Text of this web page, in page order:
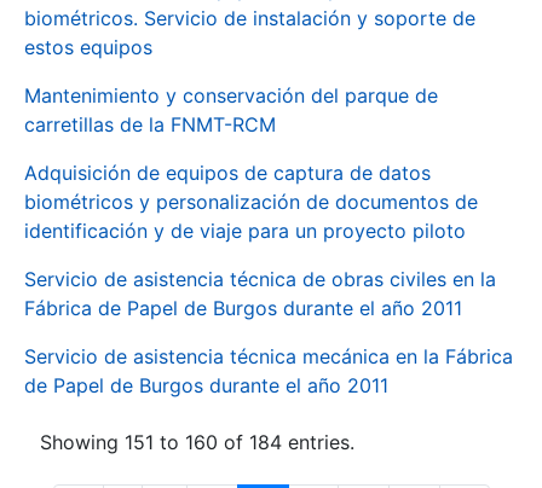
biométricos. Servicio de instalación y soporte de
estos equipos
Mantenimiento y conservación del parque de
carretillas de la FNMT-RCM
Adquisición de equipos de captura de datos
biométricos y personalización de documentos de
identificación y de viaje para un proyecto piloto
Servicio de asistencia técnica de obras civiles en la
Fábrica de Papel de Burgos durante el año 2011
Servicio de asistencia técnica mecánica en la Fábrica
de Papel de Burgos durante el año 2011
Showing 151 to 160 of 184 entries.